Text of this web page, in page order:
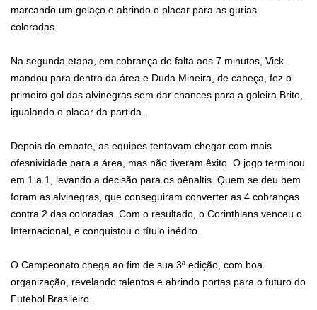
marcando um golaço e abrindo o placar para as gurias
coloradas.
Na segunda etapa, em cobrança de falta aos 7 minutos, Vick
mandou para dentro da área e Duda Mineira, de cabeça, fez o
primeiro gol das alvinegras sem dar chances para a goleira Brito,
igualando o placar da partida.
Depois do empate, as equipes tentavam chegar com mais
ofesnividade para a área, mas não tiveram êxito. O jogo terminou
em 1 a 1, levando a decisão para os pênaltis. Quem se deu bem
foram as alvinegras, que conseguiram converter as 4 cobranças
contra 2 das coloradas. Com o resultado, o Corinthians venceu o
Internacional, e conquistou o título inédito.
O Campeonato chega ao fim de sua 3ª edição, com boa
organização, revelando talentos e abrindo portas para o futuro do
Futebol Brasileiro.